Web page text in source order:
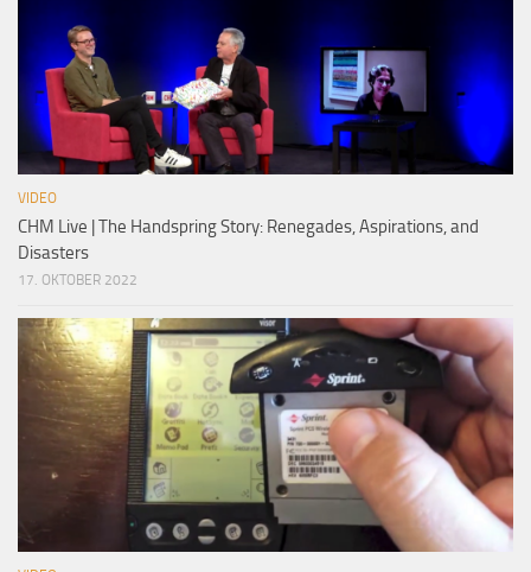
VIDEO
CHM Live | The Handspring Story: Renegades, Aspirations, and
Disasters
17. OKTOBER 2022